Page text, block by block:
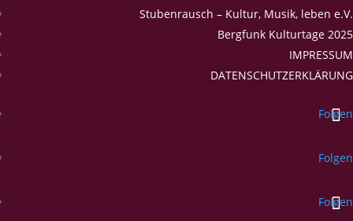
Stubenrausch – Kultur, Musik, leben e.V.
Bergfunk Kulturtage 2025
IMPRESSUM
DATENSCHUTZERKLÄRUNG
Folgen
Folgen
Folgen